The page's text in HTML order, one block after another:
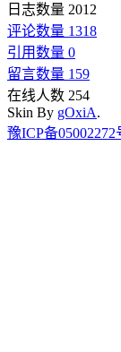
日志数量 2012
评论数量 1318
引用数量 0
留言数量 159
在线人数 254
Skin By gOxiA.
豫ICP备05002272